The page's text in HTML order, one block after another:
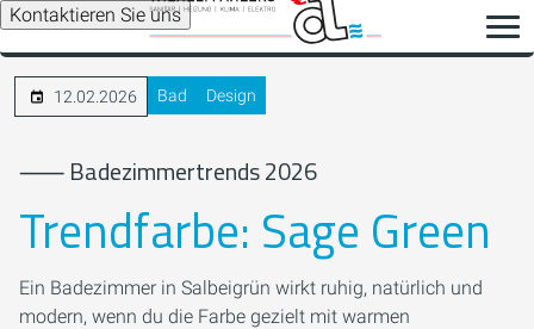
Kontaktieren Sie uns
12.02.2026 Bad Design
⸺ Badezimmertrends 2026
Trendfarbe: Sage Green
Ein Badezimmer in Salbeigrün wirkt ruhig, natürlich und
modern, wenn du die Farbe gezielt mit warmen